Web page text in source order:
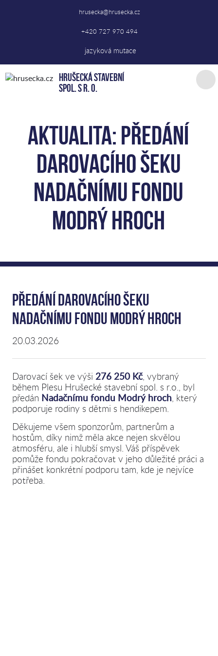
hrusecka@hrusecka.cz
+420 727 970 494
jazyková mutace
Hrušecká stavební
spol. s r. o.
Aktualita: Předání
darovacího šeku
Nadačnímu fondu
Modrý hroch
Předání darovacího šeku
Nadačnímu fondu Modrý hroch
20.03.2026
Darovací šek ve výši 276 250 Kč, vybraný
během Plesu Hrušecké stavební spol. s r.o., byl
předán Nadačnímu fondu Modrý hroch, který
podporuje rodiny s dětmi s hendikepem.
Děkujeme všem sponzorům, partnerům a
hostům, díky nimž měla akce nejen skvělou
atmosféru, ale i hlubší smysl. Váš příspěvek
pomůže fondu pokračovat v jeho důležité práci a
přinášet konkrétní podporu tam, kde je nejvíce
potřeba.